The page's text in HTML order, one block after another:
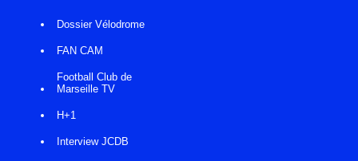
Dossier Vélodrome
FAN CAM
Football Club de
Marseille TV
H+1
Interview JCDB